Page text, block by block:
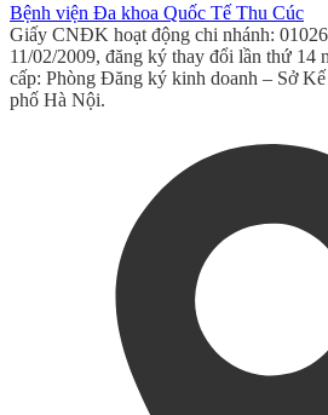
Bệnh viện Đa khoa Quốc Tế Thu Cúc
Giấy CNĐK hoạt động chi nhánh:
11/02/2009, đăng ký thay đổi lần thứ 14
cấp: Phòng Đăng ký kinh doanh – Sở
phố Hà Nội.